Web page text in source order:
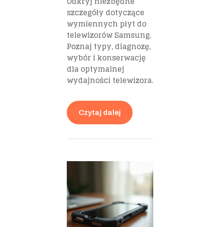
szczegóły dotyczące
wymiennych płyt do
telewizorów Samsung.
Poznaj typy, diagnozę,
wybór i konserwację
dla optymalnej
wydajności telewizora.
Czytaj dalej